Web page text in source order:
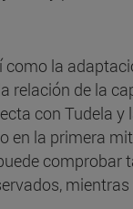
la
relación de la
con Tudela y
en la primera
comprobar